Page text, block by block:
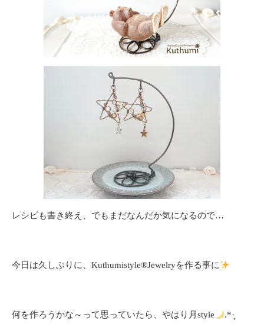
レシピも書き終え、でもまだなんだか気になるので…
今日は久しぶりに、Kuthumistyle®️Jewelryを作る事に
何を作ろうかな～って思っていたら、やはり月style .*·̩͙